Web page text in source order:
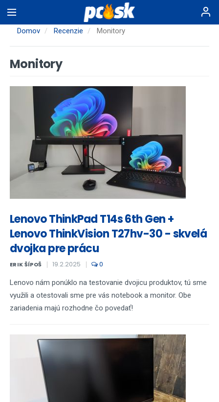
na
hlavnýDomov Recenzie Monitory
Monitory
Lenovo ThinkPad T14s 6th Gen +
Lenovo ThinkVision T27hv-30 - skvelá
dvojka pre prácu
ERIK ŠÍPOŠ 19.2.2025 0
Lenovo nám ponúklo na testovanie dvojicu produktov, tú sme
využili a otestovali sme pre vás notebook a monitor. Obe
zariadenia majú rozhodne čo povedať!